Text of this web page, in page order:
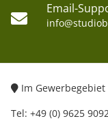
Email-
Im
Tel: +49 (0) 9625